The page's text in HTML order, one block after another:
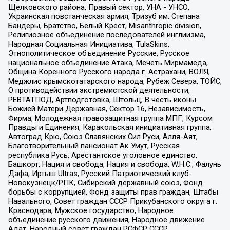
Щелковского района, Правый сектор, УНА - УНСО,
Украинская повстанческая армия, Тризуб им. Степана
Бандеры, Братство, Белый Крест, Misanthropic division,
Религиозное объединение последователей инглиизма,
Народная Социальная Инициатива, TulaSkins,
Этнополитическое объединение Русские, Русское
национальное объединение Атака, Мечеть Мирмамеда,
Община Коренного Русского народа г. Астрахани, ВОЛЯ,
Меджлис крымскотатарского народа, Рубеж Севера, ТОЙС,
О противодействии экстремистской деятельности,
РЕВТАТПОД, Артподготовка, Штольц, В честь иконы
Божией Матери Державная, Сектор 16, Независимость,
Фирма, Молодежная правозащитная группа МПГ, Курсом
Правды и Единения, Каракольская инициативная группа,
Автоград Крю, Союз Славянских Сил Руси, Алля-Аят,
Благотворительный пансионат Ак Умут, Русская
республика Русь, Арестантское уголовное единство,
Башкорт, Нация и свобода, Нация и свобода, W.H.С., Фалунь
Дафа, Иртыш Ultras, Русский Патриотический клуб-
Новокузнецк/РПК, Сибирский державный союз, Фонд
борьбы с коррупцией, Фонд защиты прав граждан, Штабы
Навального, Совет граждан СССР Прикубанского округа г.
Краснодара, Мужское государство, Народное
объединение русского движения, Народное движение